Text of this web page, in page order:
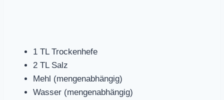
1 TL Trockenhefe
2 TL Salz
Mehl (mengenabhängig)
Wasser (mengenabhängig)